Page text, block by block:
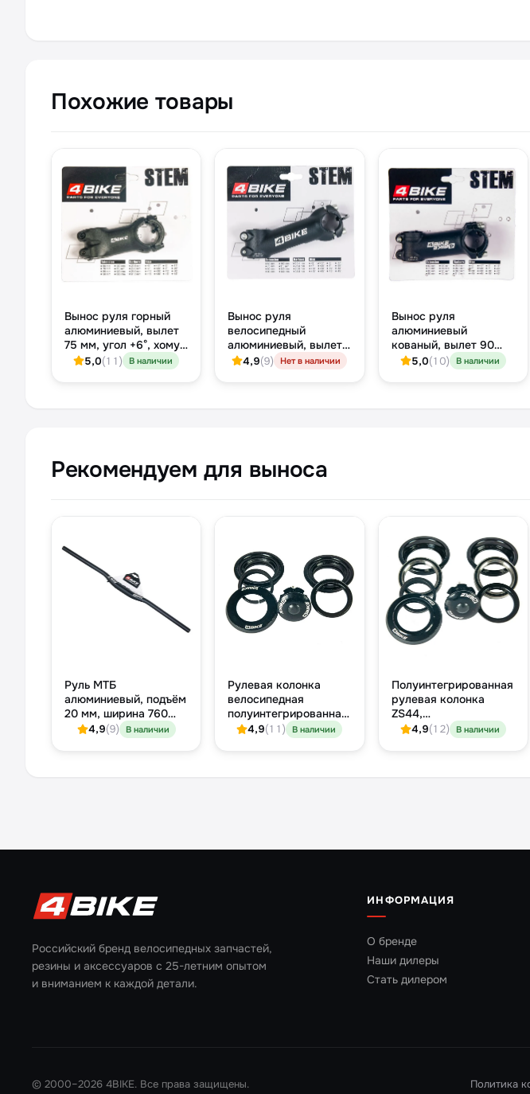
Похожие товары
Вынос руля горный
алюминиевый, вылет
75 мм, угол +6°, хомут
Ø31.8 мм, шток 28.6
5,0(11) В наличии
Вынос руля
велосипедный
алюминиевый, вылет
110 мм, угол +17°,
хомут 25.4 мм,
4,9(9) Нет в наличии
Вынос руля
алюминиевый
кованый, вылет 90
мм, угол +7°, хомут
31.8 мм, шток 28.6 мм,
5,0(10) В наличии
Рекомендуем для выноса
Руль МТБ
алюминиевый, подъём
20 мм, ширина 760
мм, посадка 31.8 мм,
4,9(9) В наличии
Рулевая колонка
велосипедная
полуинтегрированная
ZS44 1-1/8″, насыпные
подшипники, чёрная
4,9(11) В наличии
Полуинтегрированная
рулевая колонка
ZS44,
промподшипники,
шток 1 1/8 дюйма
4,9(12) В наличии
Российский бренд велосипедных запчастей,
резины и аксессуаров с 25-летним опытом
и вниманием к каждой детали.
ИНФОРМАЦИЯ
О бренде
Наши дилеры
Стать дилером
© 2000–2026 4BIKE. Все права защищены. Политика